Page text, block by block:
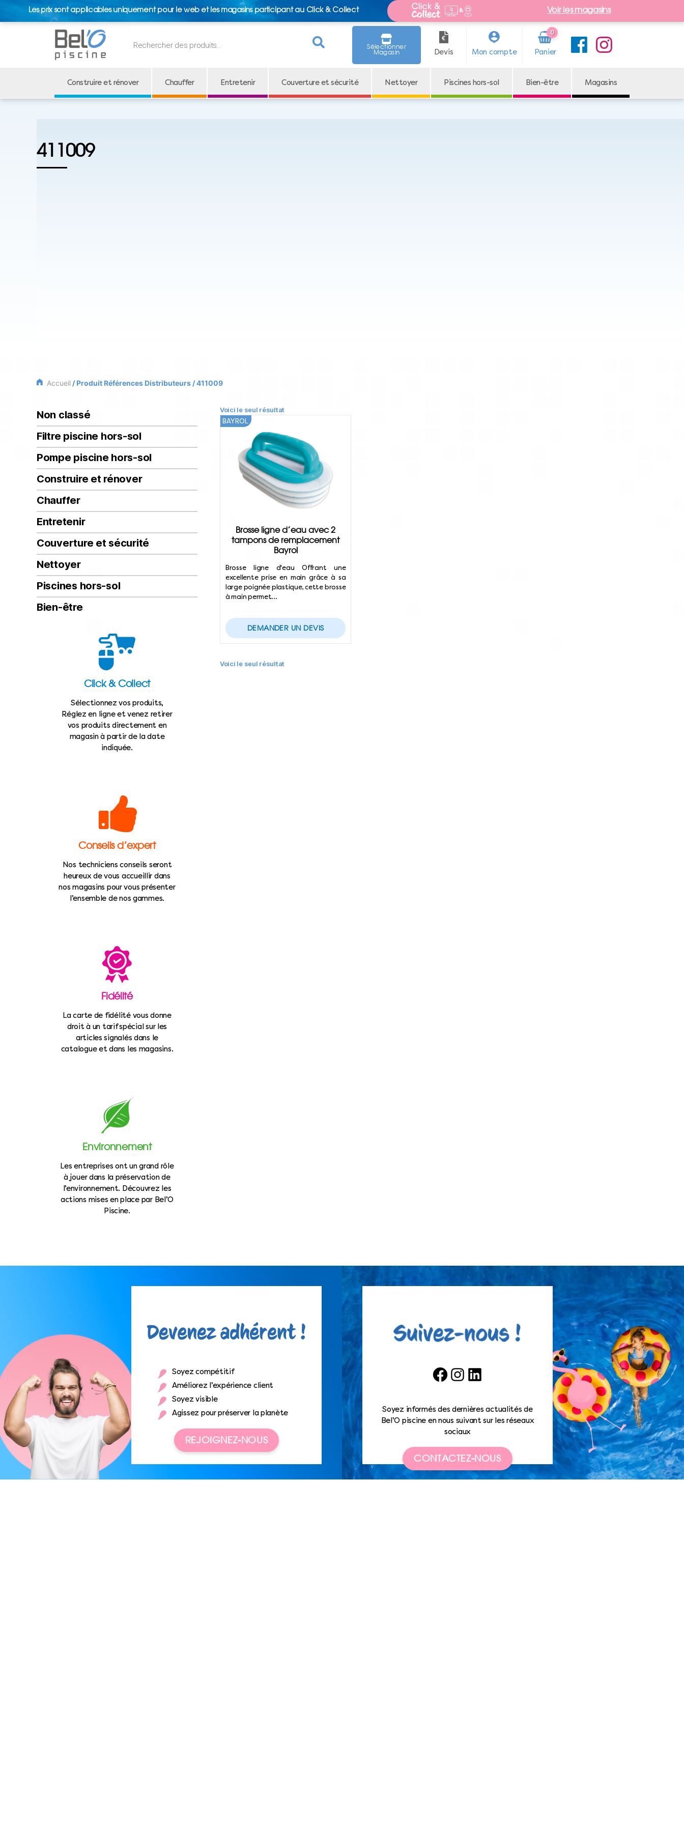
Les prix sont applicables uniquement pour le web et les magasins participant au Click & Collect Voir les magasins
de
Sélectionner
Magasin Devis Mon compte
0
Arti
cle
Construire et rénover Chauffer Entretenir Couverture et sécurité Nettoyer Piscines hors-sol Bien-être Magasins
411009
Accueil / Produit Références Distributeurs / 411009
Voici le seul résultat
Brosse ligne d’eau avec 2
tampons de remplacement
Bayrol
BAYROL
Brosse ligne d'eau Offrant une
excellente prise en main grâce à sa
large poignée plastique, cette brosse
à main permet…
DEMANDER UN DEVIS
Voici le seul résultat
Non classé
Filtre piscine hors-sol
Pompe piscine hors-sol
Construire et rénover
Chauffer
Entretenir
Couverture et sécurité
Nettoyer
Piscines hors-sol
Bien-être
Click & Collect
Sélectionnez vos produits,
Réglez en ligne et venez retirer
vos produits directement en
magasin à partir de la date
indiquée.
Conseils d’expert
Nos techniciens conseils seront
heureux de vous accueillir dans
nos magasins pour vous présenter
l’ensemble de nos gammes.
Fidélité
La carte de fidélité vous donne
droit à un tarif spécial sur les
articles signalés dans le
catalogue et dans les magasins.
Environnement
Les entreprises ont un grand rôle
à jouer dans la préservation de
l’environnement. Découvrez les
actions mises en place par Bel’O
Piscine.
Soyez compétitif
Améliorez l’expérience client
Soyez visible
Agissez pour préserver la planète
REJOIGNEZ-NOUS
FacebookInstagramLinkedIn
Soyez informés des dernières actualités de
Bel’O piscine en nous suivant sur les réseaux
sociaux
CONTACTEZ-NOUS